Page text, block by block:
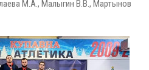
М.А., Малыгин В.В., Мартынов